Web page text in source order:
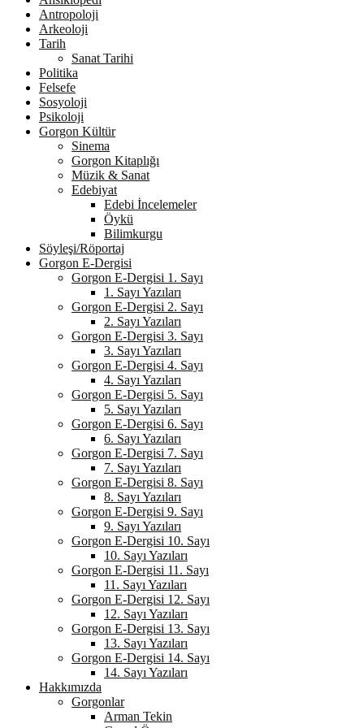
Antropoloji
Arkeoloji
Tarih
Sanat Tarihi
Politika
Felsefe
Sosyoloji
Psikoloji
Gorgon Kültür
Sinema
Gorgon Kitaplığı
Müzik & Sanat
Edebiyat
Edebi İncelemeler
Öykü
Bilimkurgu
Söyleşi/Röportaj
Gorgon E-Dergisi
Gorgon E-Dergisi 1. Sayı
1. Sayı Yazıları
Gorgon E-Dergisi 2. Sayı
2. Sayı Yazıları
Gorgon E-Dergisi 3. Sayı
3. Sayı Yazıları
Gorgon E-Dergisi 4. Sayı
4. Sayı Yazıları
Gorgon E-Dergisi 5. Sayı
5. Sayı Yazıları
Gorgon E-Dergisi 6. Sayı
6. Sayı Yazıları
Gorgon E-Dergisi 7. Sayı
7. Sayı Yazıları
Gorgon E-Dergisi 8. Sayı
8. Sayı Yazıları
Gorgon E-Dergisi 9. Sayı
9. Sayı Yazıları
Gorgon E-Dergisi 10. Sayı
10. Sayı Yazıları
Gorgon E-Dergisi 11. Sayı
11. Sayı Yazıları
Gorgon E-Dergisi 12. Sayı
12. Sayı Yazıları
Gorgon E-Dergisi 13. Sayı
13. Sayı Yazıları
Gorgon E-Dergisi 14. Sayı
14. Sayı Yazıları
Hakkımızda
Gorgonlar
Arman Tekin